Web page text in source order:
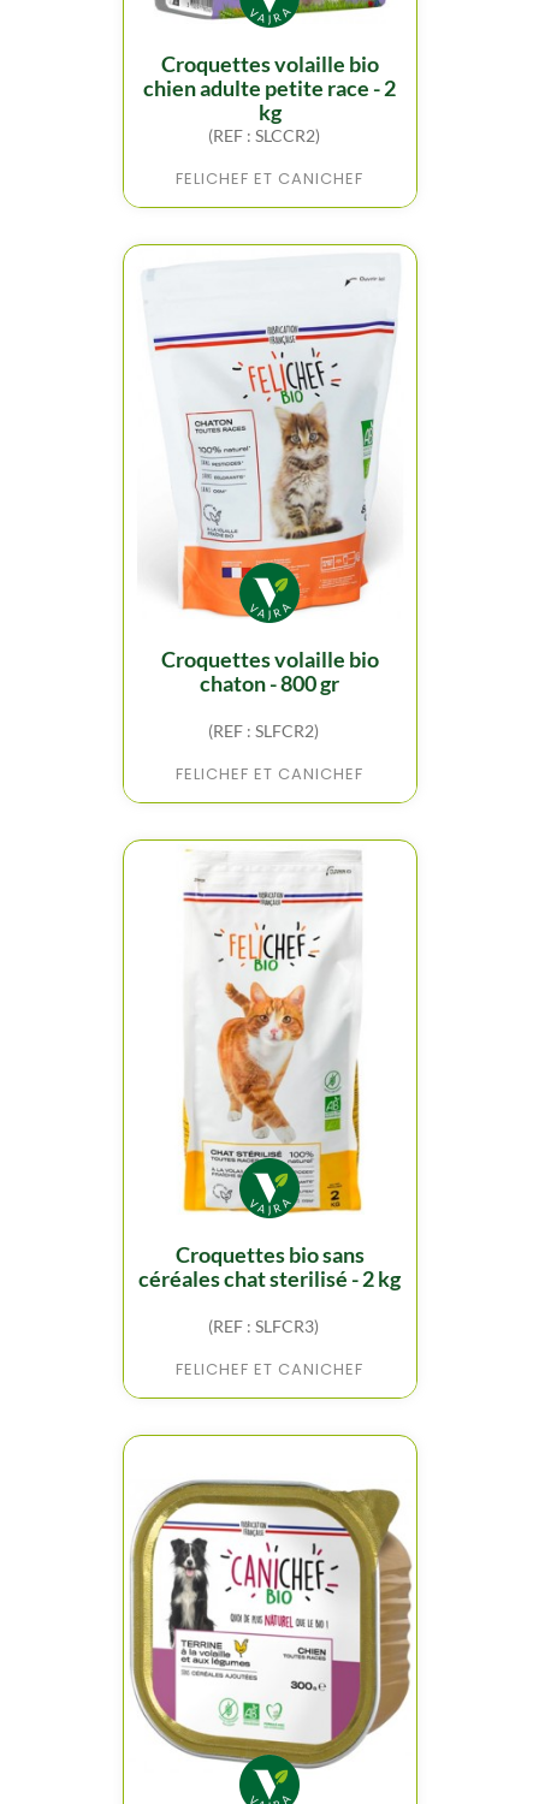
croquettes volaille bio
chien adulte petite race - 2
kg
(REF : SLCCR2)
FELICHEF ET CANICHEF
croquettes volaille bio
chaton - 800 gr
(REF : SLFCR2)
FELICHEF ET CANICHEF
croquettes bio sans
céréales chat sterilisé - 2 kg
(REF : SLFCR3)
FELICHEF ET CANICHEF